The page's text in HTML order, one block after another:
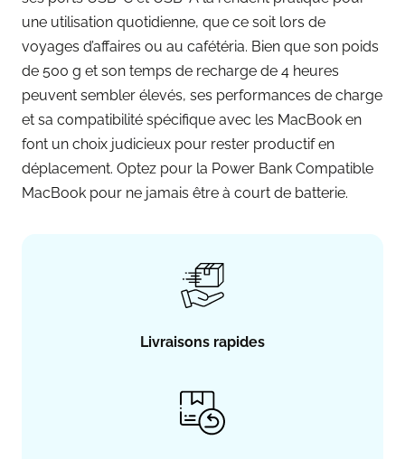
une utilisation quotidienne, que ce soit lors de
voyages d’affaires ou au cafétéria. Bien que son poids
de 500 g et son temps de recharge de 4 heures
peuvent sembler élevés, ses performances de charge
et sa compatibilité spécifique avec les MacBook en
font un choix judicieux pour rester productif en
déplacement. Optez pour la Power Bank Compatible
MacBook pour ne jamais être à court de batterie.
Livraisons rapides